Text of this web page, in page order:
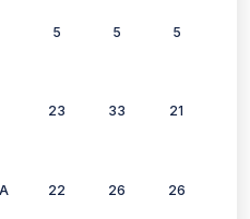
5 5 5
23 33 21
22 26 26